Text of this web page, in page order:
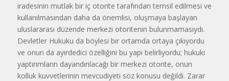
iradesinin mutlak bir iç otorite tarafından temsil edilmesi ve
kullanılmasından daha da önemlisi, oluşmaya başlayan
uluslararası düzende merkezi otoritenin bulunmamasıydı.
Devletler Hukuku da böylesi bir ortamda ortaya çıkıyordu
ve onun da ayırdedici özelliğini bu yapı belirliyordu; hukuki
yaptırımların dayandırılacağı bir merkezi otorite, onun
kolluk kuvvetlerinin mevcudiyeti söz konusu değildi. Zarar